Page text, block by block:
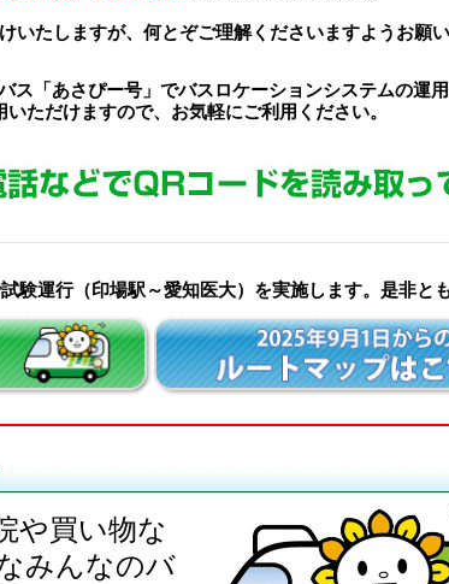
いたしますが、何とぞご理解くださいますようお願い
ス「あさぴー号」でバスロケーションシステムの運用
いただけますので、お気軽にご利用ください。
験運行（印場駅～愛知医大）を実施します。是非と
や買い物な
みんなのバ